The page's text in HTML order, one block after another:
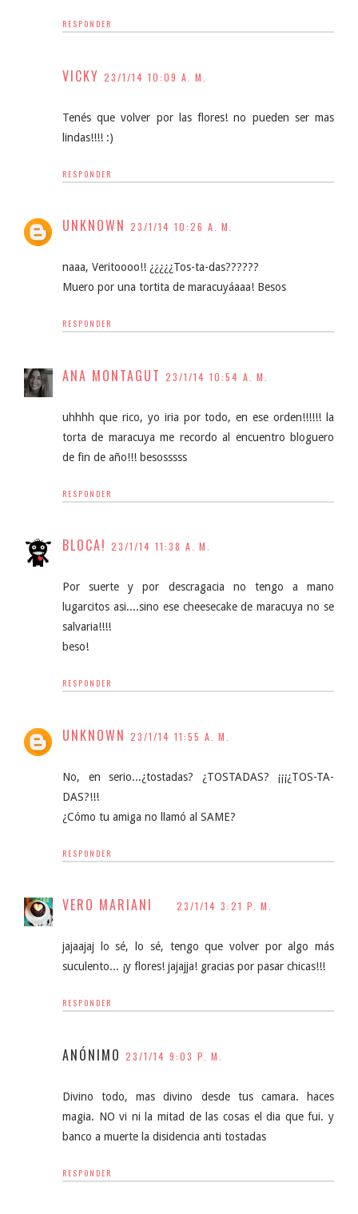
RESPONDER
VICKY 23/1/14 10:09 A. M.
Tenés que volver por las flores! no pueden ser mas
lindas!!!! :)
RESPONDER
UNKNOWN 23/1/14 10:26 A. M.
naaa, Veritoooo!! ¿¿¿¿¿Tos-ta-das??????
Muero por una tortita de maracuyáaaa! Besos
RESPONDER
ANA MONTAGUT 23/1/14 10:54 A. M.
uhhhh que rico, yo iria por todo, en ese orden!!!!!! la
torta de maracuya me recordo al encuentro bloguero
de fin de año!!! besosssss
RESPONDER
BLOCA! 23/1/14 11:38 A. M.
Por suerte y por descragacia no tengo a mano
lugarcitos asi....sino ese cheesecake de maracuya no se
salvaria!!!!
beso!
RESPONDER
UNKNOWN 23/1/14 11:55 A. M.
No, en serio...¿tostadas? ¿TOSTADAS? ¡¡¡¿TOS-TA-
DAS?!!!
¿Cómo tu amiga no llamó al SAME?
RESPONDER
VERO MARIANI 23/1/14 3:21 P. M.
jajaajaj lo sé, lo sé, tengo que volver por algo más
suculento... ¡y flores! jajajja! gracias por pasar chicas!!!
RESPONDER
ANÓNIMO 23/1/14 9:03 P. M.
Divino todo, mas divino desde tus camara. haces
magia. NO vi ni la mitad de las cosas el dia que fui. y
banco a muerte la disidencia anti tostadas
RESPONDER